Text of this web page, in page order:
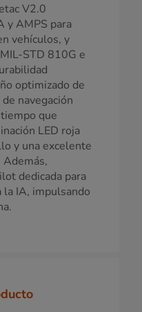
V2.0
y AMPS para
vehículos, y
STD 810G e
optimizado de
navegación
que
LED roja
y una excelente
dedicada para
la IA, impulsando